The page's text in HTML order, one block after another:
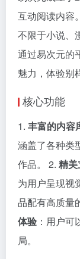
互动阅读内容
不限于小说、
通过易次元的
魅力，体验别
核心功能
1. 丰富的内容
涵盖了各种类
作品。 2. 精
为用户呈现视
品配有高质量
体验 ：用户
局。